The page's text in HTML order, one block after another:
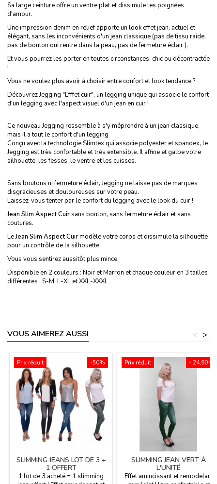
Sa large ceinture offre un ventre plat et dissimule les poignées
d'amour.
Une impression denim en relief apporte un look effet jean, actuel et
élégant, sans les inconvénients d'un jean classique (pas de tissu raide,
pas de bouton qui rentre dans la peau, pas de fermeture éclair ).
Et vous pourrez les porter en toutes circonstances, chic ou décontractée
!
Vous ne voulez plus avoir à choisir entre confort et look tendance ?
Découvrez Jegging "Efffet cuir", un legging unique qui associe le confort
d'un legging avec l'aspect visuel d'un jean en cuir !
Ce nouveau Jegging ressemble à s'y méprendre à un jean classique,
mais il a tout le confort d'un legging
Conçu avec la technologie Slimtex qui associe polyester et spandex, le
Jegging est très confortable et très extensible. Il affine et galbe votre
silhouette, les fesses, le ventre et les cuisses.
Sans boutons ni fermeture éclair, Jegging ne laisse pas de marques
disgracieuses et douloureuses sur votre peau.
Laissez-vous tenter par le confort du legging avec le look du cuir !
Jean Slim Aspect Cuir sans bouton, sans fermeture éclair et sans
coutures.
LeJean Slim Aspect Cuirmodèle votre corps et dissimule la silhouette
pour un contrôle de la silhouette.
Vous vous sentirez aussitôt plus mince.
Disponible en 2 couleurs : Noir et Marron et chaque couleur en 3 tailles
différentes : S-M, L-XL et XXL-XXXL
VOUS AIMEREZ AUSSI >
<
-50%
Prix réduit
SLIMMING JEANS LOT DE 3 +
1 OFFERT
1 lot de 3 acheté = 1 slimming
- 24,90 €
Prix réduit
SLIMMING JEAN VERT À
L'UNITÉ
Effet amincissant et remodelant